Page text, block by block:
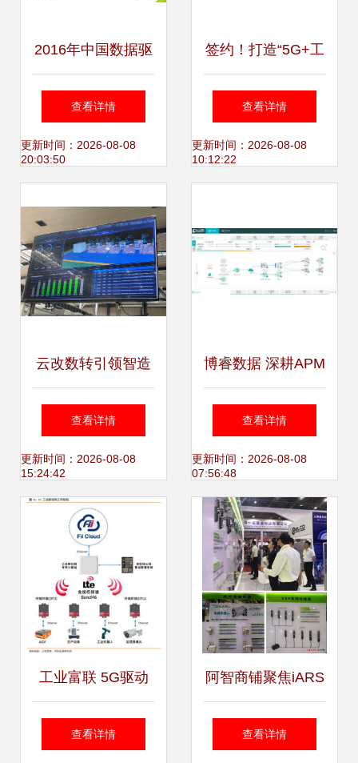
2016年中国数据驱
动型互联网企业大
数据产品研究报告
务的崛起与助力
查看详情
更新时间：2026-08-08
20:03:50
签约！打造“5G+工
业互联网数字化”智
慧工厂——工业互
章
查看详情
更新时间：2026-08-08
10:12:22
云改数转引领智造
升级 中国电信湖南
公司助力多家企业
打造“5G+工业互联
网示范工厂”
查看详情
更新时间：2026-08-08
15:24:42
博睿数据 深耕APM
领域，驱动工业互
联网数据服务新引
擎
查看详情
更新时间：2026-08-08
07:56:48
工业富联 5G驱动
网通升级，产业赋
查看详情
阿智商铺聚焦iARS
华南展，解密宜科
查看详情